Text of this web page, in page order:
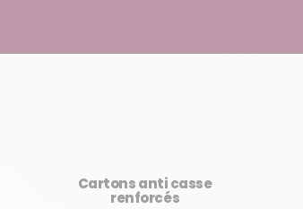
Cartons anti casse
renforcés